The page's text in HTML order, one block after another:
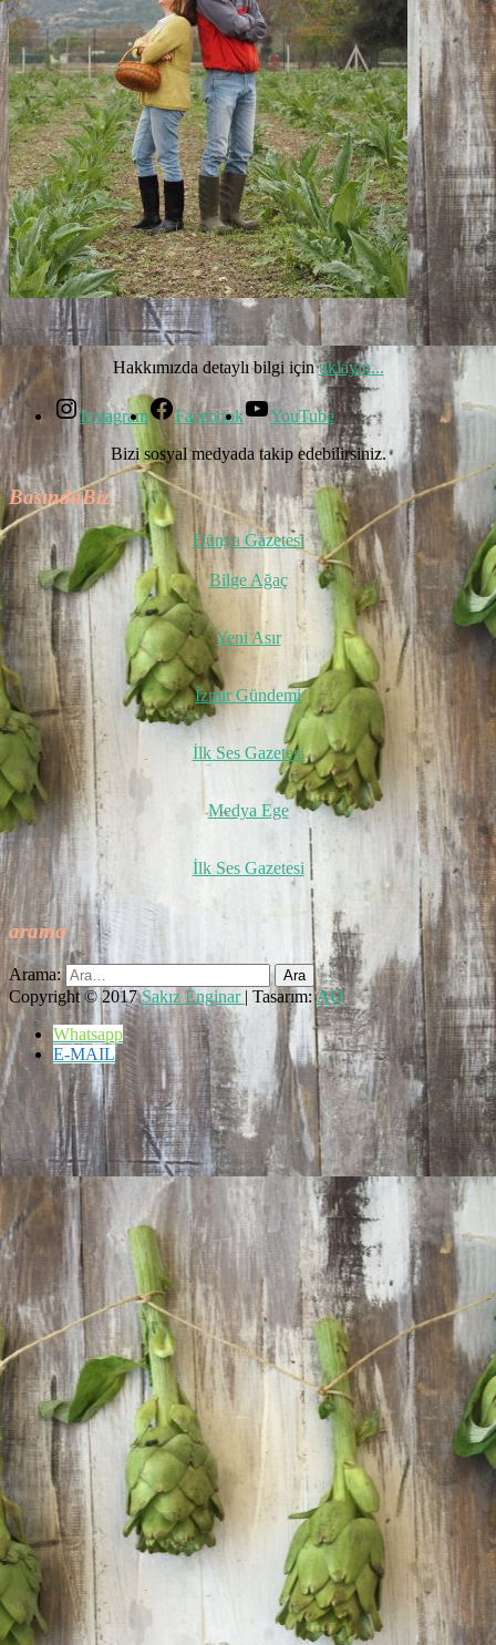
Hakkımızda detaylı bilgi içintıklayın...
Instagram Facebook
YouTube
Bizi sosyal medyada takip edebilirsiniz.
BasındaBiz
Dünya Gazetesi
Bilge Ağaç
Yeni Asır
İzmir Gündemi
İlk Ses Gazetesi
Medya Ege
İlk Ses Gazetesi
arama
Arama:
Copyright © 2017Sakız Enginar | Tasarım:AO
Whatsapp
E-MAIL